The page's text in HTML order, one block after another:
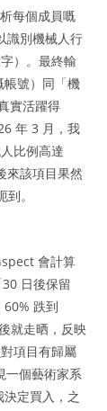
每個成員嘅
識別機械人行
）。最終輸
號）同「機
實活躍得
年 3 月，我
比例高達
來該項目果然
。
會計算
日後保留
跌到
就走晒，反映
項目有歸屬
一個藝術家系
定買入，之